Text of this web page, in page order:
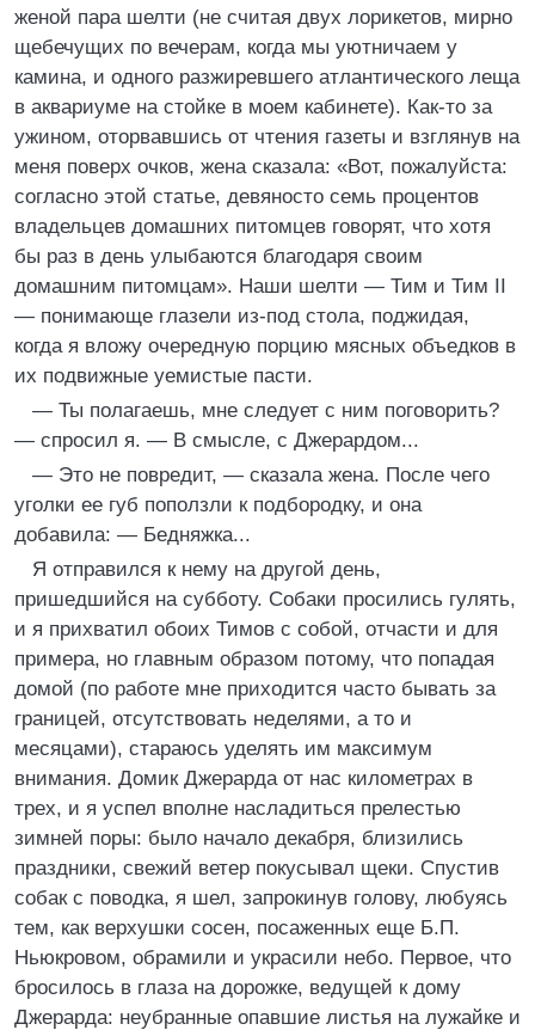
женой пара шелти (не считая двух лорикетов, мирно
щебечущих по вечерам, когда мы уютничаем у
камина, и одного разжиревшего атлантического леща
в аквариуме на стойке в моем кабинете). Как-то за
ужином, оторвавшись от чтения газеты и взглянув на
меня поверх очков, жена сказала: «Вот, пожалуйста:
согласно этой статье, девяносто семь процентов
владельцев домашних питомцев говорят, что хотя
бы раз в день улыбаются благодаря своим
домашним питомцам». Наши шелти — Тим и Тим II
— понимающе глазели из-под стола, поджидая,
когда я вложу очередную порцию мясных объедков в
их подвижные уемистые пасти.
— Ты полагаешь, мне следует с ним поговорить?
— спросил я. — В смысле, с Джерардом...
— Это не повредит, — сказала жена. После чего
уголки ее губ поползли к подбородку, и она
добавила: — Бедняжка...
Я отправился к нему на другой день,
пришедшийся на субботу. Собаки просились гулять,
и я прихватил обоих Тимов с собой, отчасти и для
примера, но главным образом потому, что попадая
домой (по работе мне приходится часто бывать за
границей, отсутствовать неделями, а то и
месяцами), стараюсь уделять им максимум
внимания. Домик Джерарда от нас километрах в
трех, и я успел вполне насладиться прелестью
зимней поры: было начало декабря, близились
праздники, свежий ветер покусывал щеки. Спустив
собак с поводка, я шел, запрокинув голову, любуясь
тем, как верхушки сосен, посаженных еще Б.П.
Ньюкровом, обрамили и украсили небо. Первое, что
бросилось в глаза на дорожке, ведущей к дому
Джерарда: неубранные опавшие листья на лужайке и